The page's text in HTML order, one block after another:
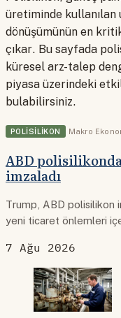
üretiminde
dönüşümünün en
çıkar. Bu sayfada
küresel arz-talep
piyasa üzerindeki
bulabilirsiniz.
POLISILIKON Makro
ABD
imzaladı
Trump, ABD polisilikon
yeni ticaret önlemleri
7 Ağu 2026